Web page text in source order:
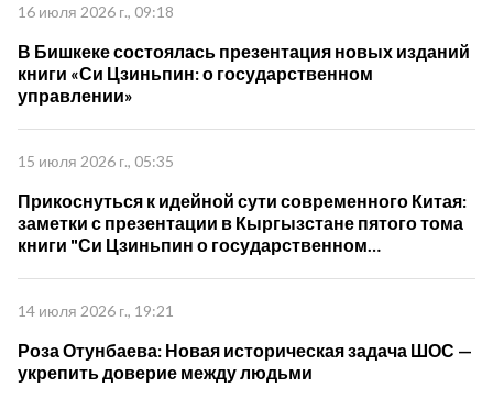
16 июля 2026 г., 09:18
В Бишкеке состоялась презентация новых изданий
книги «Си Цзиньпин: о государственном
управлении»
15 июля 2026 г., 05:35
Прикоснуться к идейной сути современного Китая:
заметки с презентации в Кыргызстане пятого тома
книги "Си Цзиньпин о государственном
14 июля 2026 г., 19:21
Роза Отунбаева: Новая историческая задача ШОС —
укрепить доверие между людьми